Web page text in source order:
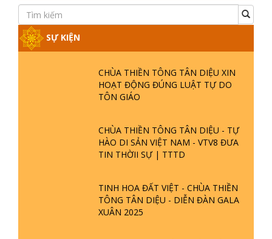
SỰ KIỆN
CHÙA THIỀN TÔNG TÂN DIỆU XIN
HOẠT ĐỘNG ĐÚNG LUẬT TỰ DO
TÔN GIÁO
CHÙA THIỀN TÔNG TÂN DIỆU - TỰ
HÀO DI SẢN VIỆT NAM - VTV8 ĐƯA
TIN THỜII SỰ | TTTD
TINH HOA ĐẤT VIỆT - CHÙA THIỀN
TÔNG TÂN DIỆU - DIỄN ĐÀN GALA
XUÂN 2025